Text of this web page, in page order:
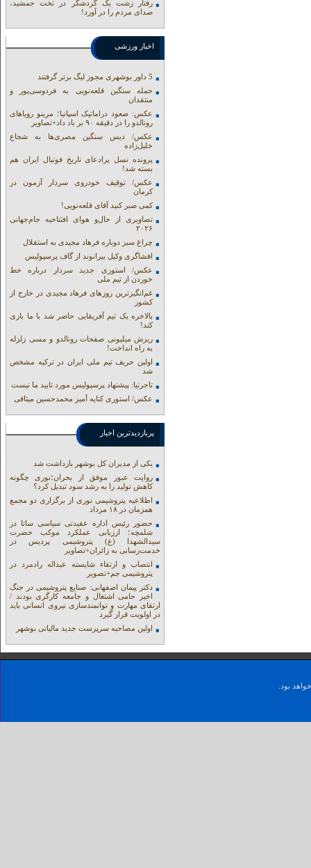
رفتار زشت یک گردشگر در تخت جمشید،
صدای مردم را در آورد!
اخبار ورزشی
5 داور بوشهری مجوز لیگ برتر گرفتند
حمله سنگین قلعه‌نویی به فردوسی‌پور و
منتقدان
عکس: صعود دراماتیک اسپانیا؛ مرینو رویاهای
رونالدو را در دقیقه ۹۰ بر باد داد+تصاویر
عکس/ دیس سنگین مصری‌ها به شجاع
خلیل‌زاده
پرونده نسل پرادعای تاریخ فوتبال ایران هم
بسته شد!
عکس/ توقیف خودروی سردار آزمون در
کرمان
کمی صبر کنید آقای قلعه‌نویی!
تصاویری از حال‌و هوای افتتاحیه جام‌جهانی
۲۰۲۶
چراغ سبز دوباره فرهاد مجیدی به استقلال
افشاگری وکیل بیرانوند از گاف‌ پرسپولیس
عکس/ استوری جدید سردار درباره خط
خوردن از تیم ملی
غم‌انگیزترین روزهای فرهاد مجیدی در خارج از
کشور
بالاخره یک تیم آفریقایی حاضر شد با ما بازی
کند!
ریزش میلیونی صفحات رونالدو و مسی زلزله
به راه انداخت!
اولین حریف تیم ملی ایران در ترکیه مشخص
شد
تاجرنیا: پیشنهاد پرسپولیس مورد تایید ما نیست
عکس/ استوری کنایه آمیز محمدحسین میثاقی
پربازدیدترین اخبار
یکی از مدیران کل بوشهر بازداشت شد
روایت عبور موفق از بحران؛نوری چگونه
کاهش تولید را به رشد سود تبدیل کرد؟
اطلاعیه پتروشیمی نوری از برگزاری دو مجمع
همزمان در ۱۸ مرداد
حضور رئیس اداره عقیدتی سیاسی ساتا در
شلمچه؛ ارزیابی عملکرد موکب حضرت
سیدالشهدا (ع) پتروشیمی پردیس در
خدمت‌رسانی به زائران+تصاویر
انتصاب و ارتقاء شایسته عبداله رادمرد در
پتروشیمی جم+تصویر
دکتر پیمان اصفهانی: صنایع پتروشیمی در جنگ
اخیر حامی اشتغال و جامعه کارگری بودند /
ارتقای مهارت و توانمندسازی نیروی انسانی باید
در اولویت قرار گیرد
اولین مصاحبه سرپرست جدید مالیاتی بوشهر
بود.